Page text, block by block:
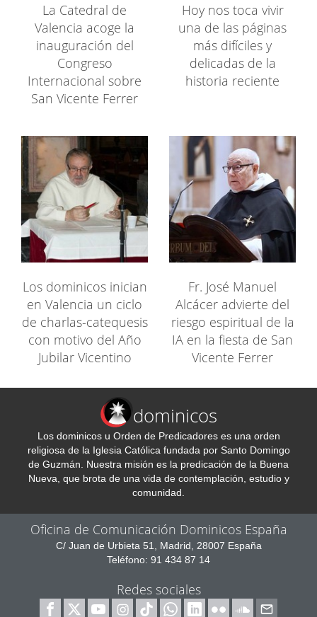
La Catedral de
Valencia acoge la
inauguración del
Congreso
Internacional sobre
San Vicente Ferrer
Hoy nos toca vivir
una de las páginas
más difíciles y
delicadas de la
historia reciente
Los dominicos inician
en Valencia un ciclo
de charlas-catequesis
con motivo del Año
Jubilar Vicentino
Fr. José Manuel
Alcácer advierte del
riesgo espiritual de la
IA en la fiesta de San
Vicente Ferrer
dominicos
Los dominicos u Orden de Predicadores es una orden
religiosa de la Iglesia Católica fundada por Santo Domingo
de Guzmán. Nuestra misión es la predicación de la Buena
Nueva, que brota de una vida de contemplación, estudio y
comunidad.
Oficina de Comunicación Dominicos España
C/ Juan de Urbieta 51, Madrid, 28007 España
Teléfono: 91 434 87 14
Redes sociales